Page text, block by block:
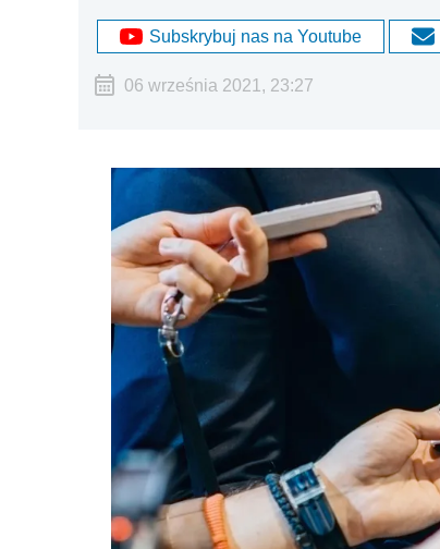
Subskrybuj nas na Youtube
06 września 2021, 23:27